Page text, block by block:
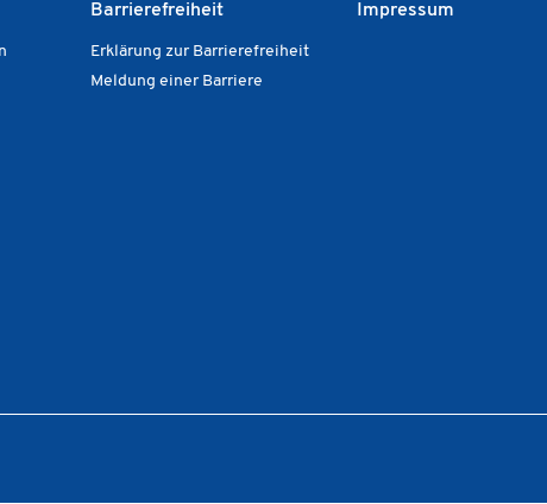
Barrierefreiheit
Erklärung zur Barrierefreiheit
Meldung einer Barriere
Impressum